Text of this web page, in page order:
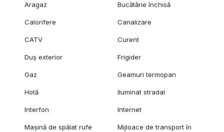
Aragaz Bucătărie închisă
Calorifere Canalizare
CATV Curent
Duș exterior Frigider
Gaz Geamuri termopan
Hotă Iluminat stradal
Interfon Internet
Mașină de spălat rufe
Mijloace de transport în